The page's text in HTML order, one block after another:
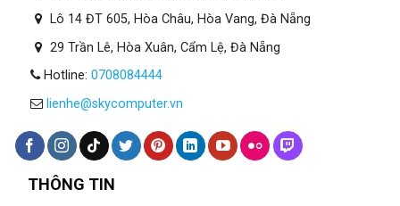
Lô 14 ĐT 605, Hòa Châu, Hòa Vang, Đà Nẵng
29 Trần Lê, Hòa Xuân, Cẩm Lệ, Đà Nẵng
Hotline: 0708084444
lienhe@skycomputer.vn
THÔNG TIN